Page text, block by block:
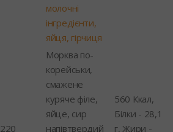
молочні
інгредієнти,
яйця, гірчиця
220
Морква по-
корейськи,
смажене
куряче філе,
яйце, сир
напівтвердий
560 Ккал,
Білки - 28,1
г, Жири -